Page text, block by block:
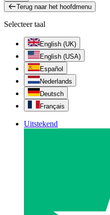
Terug naar het hoofdmenu
Selecteer taal
English (UK)
English (USA)
Español
Nederlands
Deutsch
Français
Uitstekend